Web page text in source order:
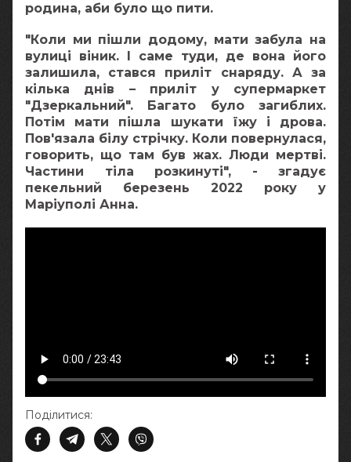
родина, аби було що пити.
"Коли ми пішли додому, мати забула на
вулиці віник. І саме туди, де вона його
залишила, стався приліт снаряду. А за
кілька днів – приліт у супермаркет
"Дзеркальний". Багато було загиблих.
Потім мати пішла шукати їжу і дрова.
Пов'язала білу стрічку. Коли повернулася,
говорить, що там був жах. Люди мертві.
Частини тіла розкинуті", - згадує
пекельний березень 2022 року у
Маріуполі Анна.
Поділитися: